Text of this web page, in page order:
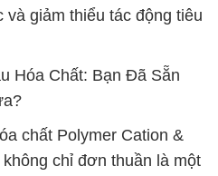
giảm thiểu tác động tiêu
Hóa Chất: Bạn Đã Sẵn
chất Polymer Cation &
chỉ đơn thuần là một